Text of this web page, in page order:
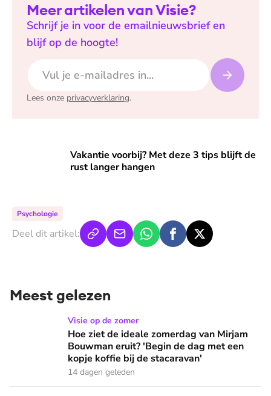
Meer artikelen van Visie?
Schrijf je in voor de emailnieuwsbrief en
blijf op de hoogte!
Lees onze privacyverklaring.
Vakantie voorbij? Met deze 3 tips blijft de
rust langer hangen
Vakantie voorbij? Met deze 3 tips blijft de rust langer
Psychologie
Deel dit artikel:
Meest gelezen
Hoe ziet de ideale zomerdag van Mirjam Bouwman eruit?
Visie op de zomer
Hoe ziet de ideale zomerdag van Mirjam
Bouwman eruit? 'Begin de dag met een
kopje koffie bij de stacaravan'
14 dagen geleden